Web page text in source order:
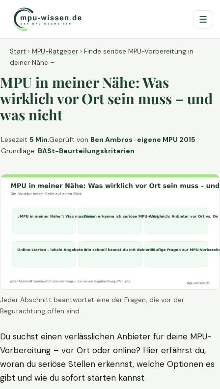
☰
Start › MPU-Ratgeber › Finde seriöse MPU-Vorbereitung in
deiner Nähe –
MPU in meiner Nähe: Was
wirklich vor Ort sein muss – und
was nicht
Lesezeit 5 Min.Geprüft von Ben Ambros · eigene MPU 2015
Grundlage: BASt-Beurteilungskriterien
Jeder Abschnitt beantwortet eine der Fragen, die vor der
Begutachtung offen sind.
Du suchst einen verlässlichen Anbieter für deine MPU-
Vorbereitung – vor Ort oder online? Hier erfährst du,
woran du seriöse Stellen erkennst, welche Optionen es
gibt und wie du sofort starten kannst.